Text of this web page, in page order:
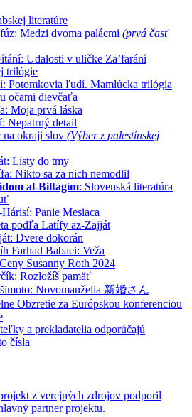
literatúre
Medzi dvoma palácmi (prvá časť
Udalosti v uličke Za’farání
trilógie
Potomkovia ľudí. Mamlúcka trilógia
očami dievčaťa
Moja prvá láska
Nepatrný detail
na okraji slov (Výber z palestínskej
Listy do tmy
Nikto sa za nich nemodlil
al-Biltágím: Slovenská literatúra
Panie Mesiaca
podľa Latífy az-Zajját
Dvere dokorán
Farhad Babaei: Veža
Susanny Roth 2024
Rozložíš pamäť
Novomanželia 新婚さん
Obzretie za Európskou konferenciou
a prekladatelia odporúčajú
čísla
z verejných zdrojov podporil
partner projektu.